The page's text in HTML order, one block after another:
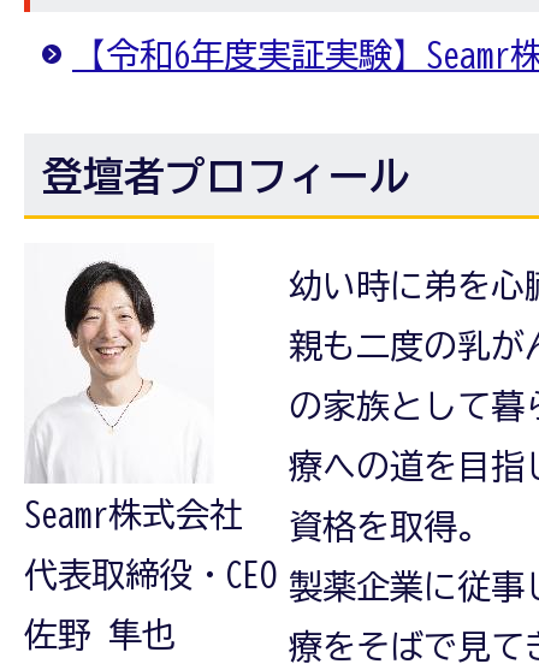
【令和6年度実証実験】Seamr
登壇者プロフィール
Seamr株式会社
代表取締役・CEO
佐野 隼也
幼い時に弟を心
親も二度の乳が
の家族として暮
療への道を目指
資格を取得。
製薬企業に従事
療をそばで見て